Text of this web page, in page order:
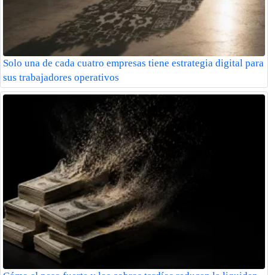
Solo una de cada cuatro empresas tiene estrategia digital para
sus trabajadores operativos